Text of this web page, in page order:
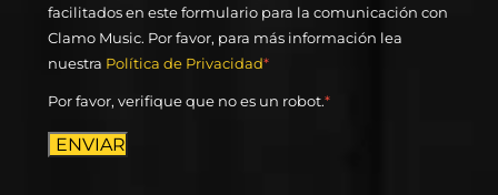
facilitados en este formulario para la comunicación con
Clamo Music. Por favor, para más información lea
nuestra Política de Privacidad*
Por favor, verifique que no es un robot.*
ENVIAR